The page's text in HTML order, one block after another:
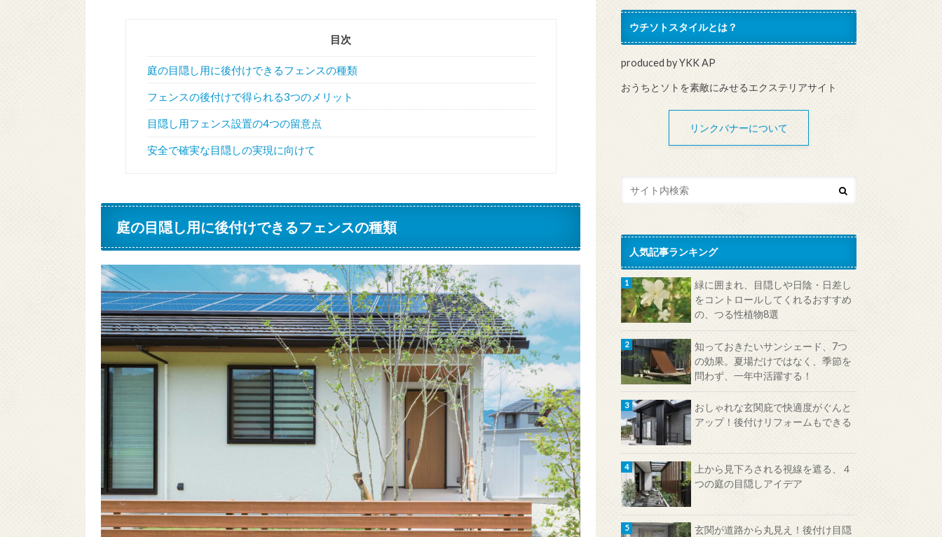
目次
庭の目隠し用に後付けできるフェンスの種類
フェンスの後付けで得られる3つのメリット
目隠し用フェンス設置の4つの留意点
安全で確実な目隠しの実現に向けて
庭の目隠し用に後付けできるフェンスの種類
ウチソトスタイルとは？
produced by YKK AP
おうちとソトを素敵にみせるエクステリアサイト
リンクバナーについて
人気記事ランキング
緑に囲まれ、目隠しや日陰・日差し
をコントロールしてくれるおすすめ
の、つる性植物8選
知っておきたいサンシェード、7つ
の効果。夏場だけではなく、季節を
問わず、一年中活躍する！
おしゃれな玄関庇で快適度がぐんと
アップ！後付けリフォームもできる
上から見下ろされる視線を遮る、４
つの庭の目隠しアイデア
玄関が道路から丸見え！後付け目隠